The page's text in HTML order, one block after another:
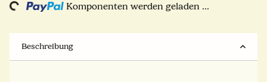
Loading... Komponenten werden geladen ...
Beschreibung